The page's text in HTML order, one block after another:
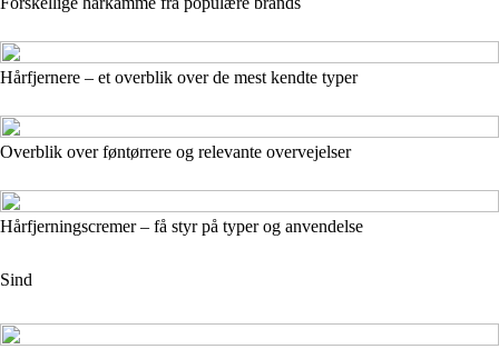
Hårfjernere – et overblik over de mest kendte typer
Overblik over føntørrere og relevante overvejelser
Hårfjerningscremer – få styr på typer og anvendelse
Sind